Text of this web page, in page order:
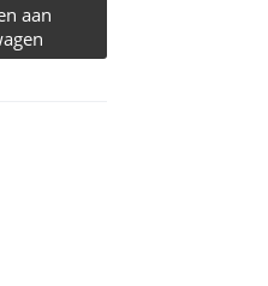
aan